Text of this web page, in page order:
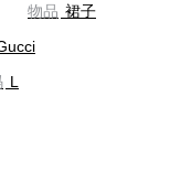
物品 裙子
L